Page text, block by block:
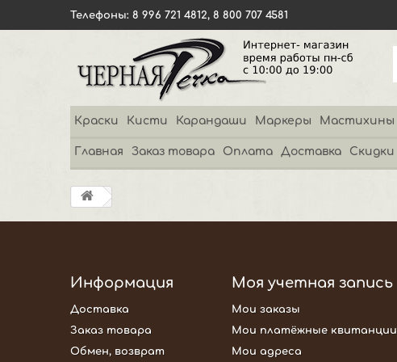
Телефоны: 8 996 721 4812, 8 800 707 4581
Краски Кисти Карандаши Маркеры Мастихины
Главная Заказ товара Оплата Доставка Скидки
Информация
Доставка
Заказ товара
Обмен, возврат
Моя учетная запись
Мои заказы
Мои платёжные квитанции
Мои адреса